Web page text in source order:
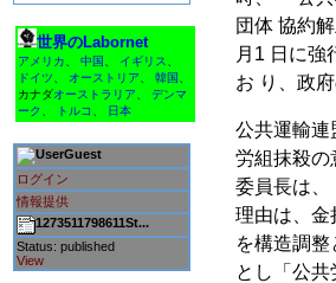
世界のLabornet
アメリカ 中国 イギリス
ドイツ
オーストリア 韓国
カナダオーストラリア
デンマ
ーク
トルコ 日本
Guest
ログイン
情報提供
1273511798611St...
Status: published
View
団体 協約
月1 日に強
お り、政
公共運輸連
労組抹殺の
委員長は、
理由は、金
を構造調整
とし「公共